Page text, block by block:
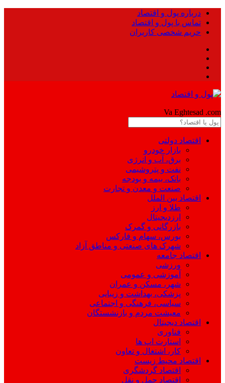
درباره پول و اقتصاد
تماس با پول و اقتصاد
حریم شخصی کاربران
Va Eghtesad .com
اقتصاد دولتی
بازار خودرو
برق، آب و انرژی
نفت و پتروشیمی
بانک، بیمه و بودجه
صنعت و معدن و تجارت
اقتصاد بین الملل
طلا و ارز
ارزدیجیتال
بازرگانی و گمرک
بورس، سهام و فارکس
شهرک های صنعتی و مناطق آزاد
اقتصاد جامعه
ورزشی
آموزشی و عمومی
شهر، مسکن و عمران
پزشکی، بهداشت و زیبایی
سیاسی، فرهنگی و اجتماعی
معیشت مردم و بازنشستگان
اقتصاد دیجیتال
فناوری
استارت اپ ها
کار، اشتغال و تعاون
اقتصاد محیط زیست
اقتصاد گردشگری
اقتصاد حمل و نقل